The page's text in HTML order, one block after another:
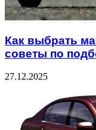
Как выбрать
советы по
27.12.2025